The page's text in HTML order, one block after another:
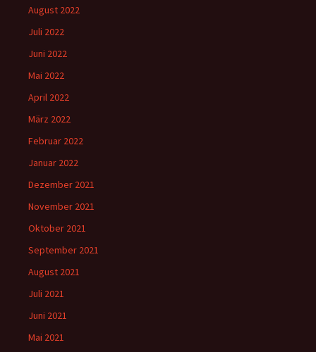
August 2022
Juli 2022
Juni 2022
Mai 2022
April 2022
März 2022
Februar 2022
Januar 2022
Dezember 2021
November 2021
Oktober 2021
September 2021
August 2021
Juli 2021
Juni 2021
Mai 2021